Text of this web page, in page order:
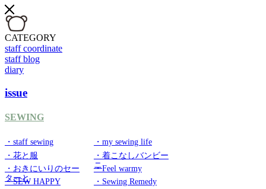
CATEGORY
staff coordinate
staff blog
diary
issue
SEWING
・staff sewing
・my sewing life
・花と服
・着こなしバンビー
ニ
・おきにいりのセー
ターと
・Feel warmy
・SEW HAPPY
・Sewing Remedy